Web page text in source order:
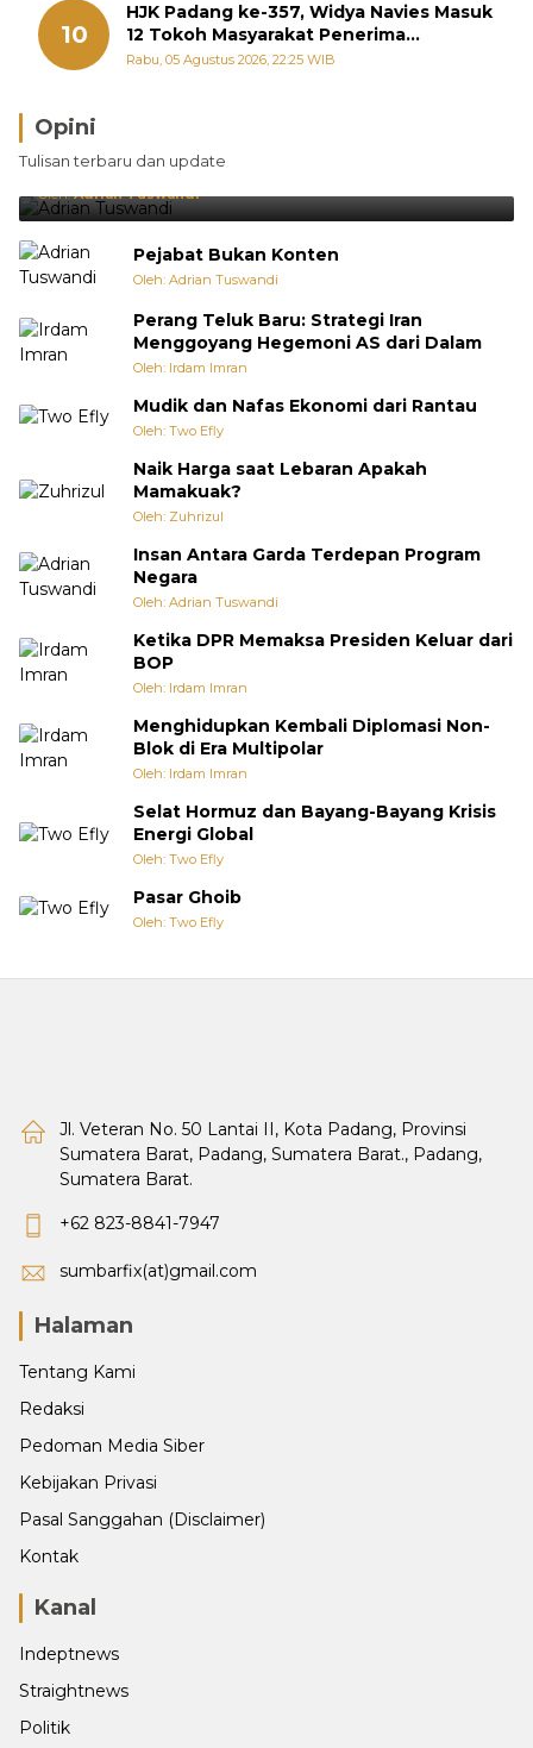
10
HJK Padang ke-357, Widya Navies Masuk
12 Tokoh Masyarakat Penerima
Penghargaan Pemko Padang
Rabu, 05 Agustus 2026, 22:25 WIB
Opini
Tulisan terbaru dan update
Brasil Lebih Diunggulkan, tetapi Jepang Selalu
Punya Cara Membuat Kejutan
Oleh:Adrian Tuswandi
Pejabat Bukan Konten
Oleh: Adrian Tuswandi
Perang Teluk Baru: Strategi Iran
Menggoyang Hegemoni AS dari Dalam
Oleh: Irdam Imran
Mudik dan Nafas Ekonomi dari Rantau
Oleh: Two Efly
Naik Harga saat Lebaran Apakah
Mamakuak?
Oleh: Zuhrizul
Insan Antara Garda Terdepan Program
Negara
Oleh: Adrian Tuswandi
Ketika DPR Memaksa Presiden Keluar dari
BOP
Oleh: Irdam Imran
Menghidupkan Kembali Diplomasi Non-
Blok di Era Multipolar
Oleh: Irdam Imran
Selat Hormuz dan Bayang-Bayang Krisis
Energi Global
Oleh: Two Efly
Pasar Ghoib
Oleh: Two Efly
Jl. Veteran No. 50 Lantai II, Kota Padang, Provinsi
Sumatera Barat, Padang, Sumatera Barat., Padang,
Sumatera Barat.
+62 823-8841-7947
sumbarfix(at)gmail.com
Halaman
Tentang Kami
Redaksi
Pedoman Media Siber
Kebijakan Privasi
Pasal Sanggahan (Disclaimer)
Kontak
Kanal
Indeptnews
Straightnews
Politik